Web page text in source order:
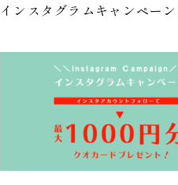
インスタグラムキャンペー